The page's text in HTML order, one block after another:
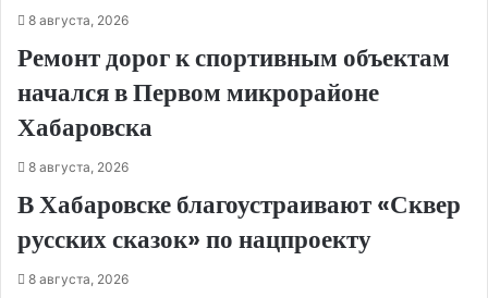
8 августа, 2026
Ремонт дорог к спортивным объектам
начался в Первом микрорайоне
Хабаровска
8 августа, 2026
В Хабаровске благоустраивают «Сквер
русских сказок» по нацпроекту
8 августа, 2026